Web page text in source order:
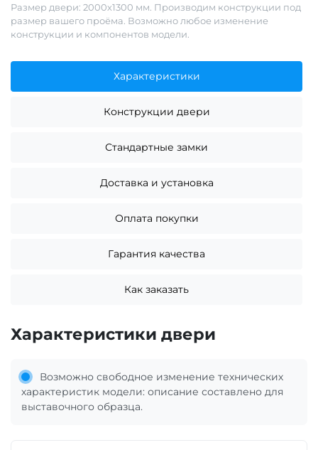
Размер двери: 2000х1300 мм. Производим конструкции под
размер вашего проёма. Возможно любое изменение
конструкции и компонентов модели.
Характеристики
Конструкции двери
Стандартные замки
Доставка и установка
Оплата покупки
Гарантия качества
Как заказать
Характеристики двери
Возможно свободное изменение технических
характеристик модели: описание составлено для
выставочного образца.